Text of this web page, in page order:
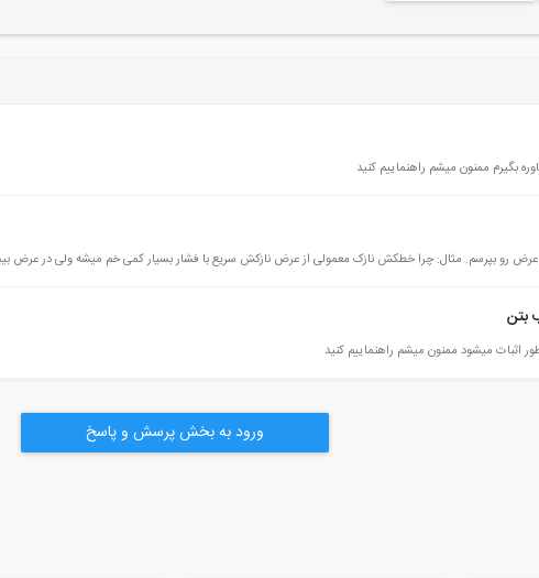
بگیرم ممنون میشم راهنماییم کنید
عرض رو بپرسم. مثال: چرا خطکش نازک معمولی از عرض نازکش سریع با فشار بسیار کمی خم میشه ولی در عرض
بتن
اثبات میشود ممنون میشم راهنماییم کنید
ورود به بخش پرسش و پاسخ